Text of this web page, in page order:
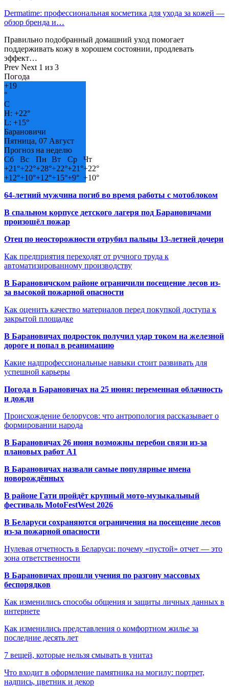
Dermatime: профессиональная косметика для ухода за кожей —
обзор бренда и…
Правильно подобранный домашний уход помогает
поддерживать кожу в хорошем состоянии, продлевать
эффект…
Prev Next 1 из 3
Погода
+19
°
C
H: +22°
L: +15°
Барановичи
Пятница, 07 Август
Прогноз на неделю
Сб
Вс Пн Вт Ср
Чт
+21°+22°+28°+22°+21°+22°
+12°+10°+12°+15°+9° +10°
64-летний мужчина погиб во время работы с мотоблоком
В спальном корпусе детского лагеря под Барановичами
произошёл пожар
Отец по неосторожности отрубил пальцы 13-летней дочери
Как предприятия переходят от ручного труда к
автоматизированному производству
В Барановичском районе ограничили посещение лесов из-
за высокой пожарной опасности
Как оценить качество материалов перед покупкой доступа к
закрытой площадке
В Барановичах подросток получил удар током на железной
дороге и попал в реанимацию
Какие надпрофессиональные навыки стоит развивать для
успешной карьеры
Погода в Барановичах на 25 июня: переменная облачность
и дожди
Происхождение белорусов: что антропология рассказывает о
формировании народа
В Барановичах 26 июня возможны перебои связи из-за
плановых работ A1
В Барановичах назвали самые популярные имена
новорождённых
В районе Гати пройдёт крупный мото-музыкальный
фестиваль MotoFestWest 2026
В Беларуси сохраняются ограничения на посещение лесов
из-за пожарной опасности
Нулевая отчетность в Беларуси: почему «пустой» отчет — это
зона ответственности
В Барановичах прошли учения по разгону массовых
беспорядков
Как изменились способы общения и защиты личных данных в
интернете
Как изменились представления о комфортном жилье за
последние десять лет
7 вещей, которые нельзя смывать в унитаз
Что входит в оформление памятника на могилу: портрет,
надпись, цветник и декор